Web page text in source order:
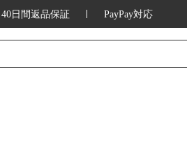
40日間返品保証 PayPay対応